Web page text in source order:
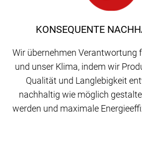
KONSEQUENTE
Wir übernehmen Verantwortung
und unser Klima, indem wir
Qualität und Langlebigkeit
nachhaltig wie möglich
werden und maximale